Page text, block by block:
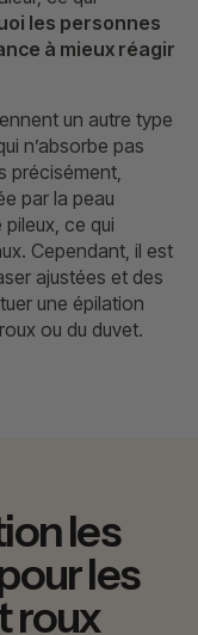
les personnes
à mieux réagir
un autre type
qui n’absorbe pas
précisément,
par la peau
ce qui
Cependant, il est
ajustées et des
une épilation
ou du duvet.
les
les
roux